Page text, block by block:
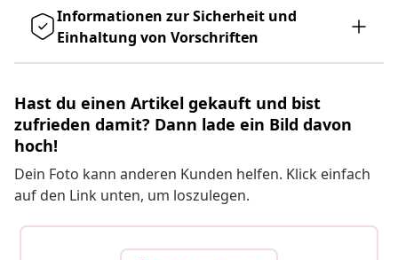
Informationen zur Sicherheit und
Einhaltung von Vorschriften
Hast du einen Artikel gekauft und bist
zufrieden damit? Dann lade ein Bild davon
hoch!
Dein Foto kann anderen Kunden helfen. Klick einfach
auf den Link unten, um loszulegen.